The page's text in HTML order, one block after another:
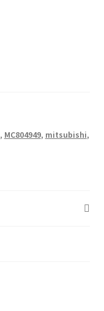
, MC804949, mitsubishi,